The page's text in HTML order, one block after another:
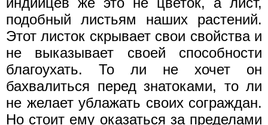
подобный листьям наших растений.
Этот листок скрывает свои свойства и
не выказывает своей способности
благоухать. То ли не хочет он
бахвалиться перед знатоками, то ли
не желает ублажать своих сограждан.
Но стоит ему оказаться за пределами